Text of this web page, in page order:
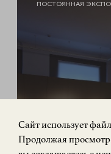
ПОСТОЯННАЯ
Cайт использует
Продолжая просмотр